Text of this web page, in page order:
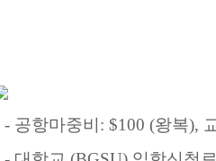
- 공항마중비 : $100 (왕복),